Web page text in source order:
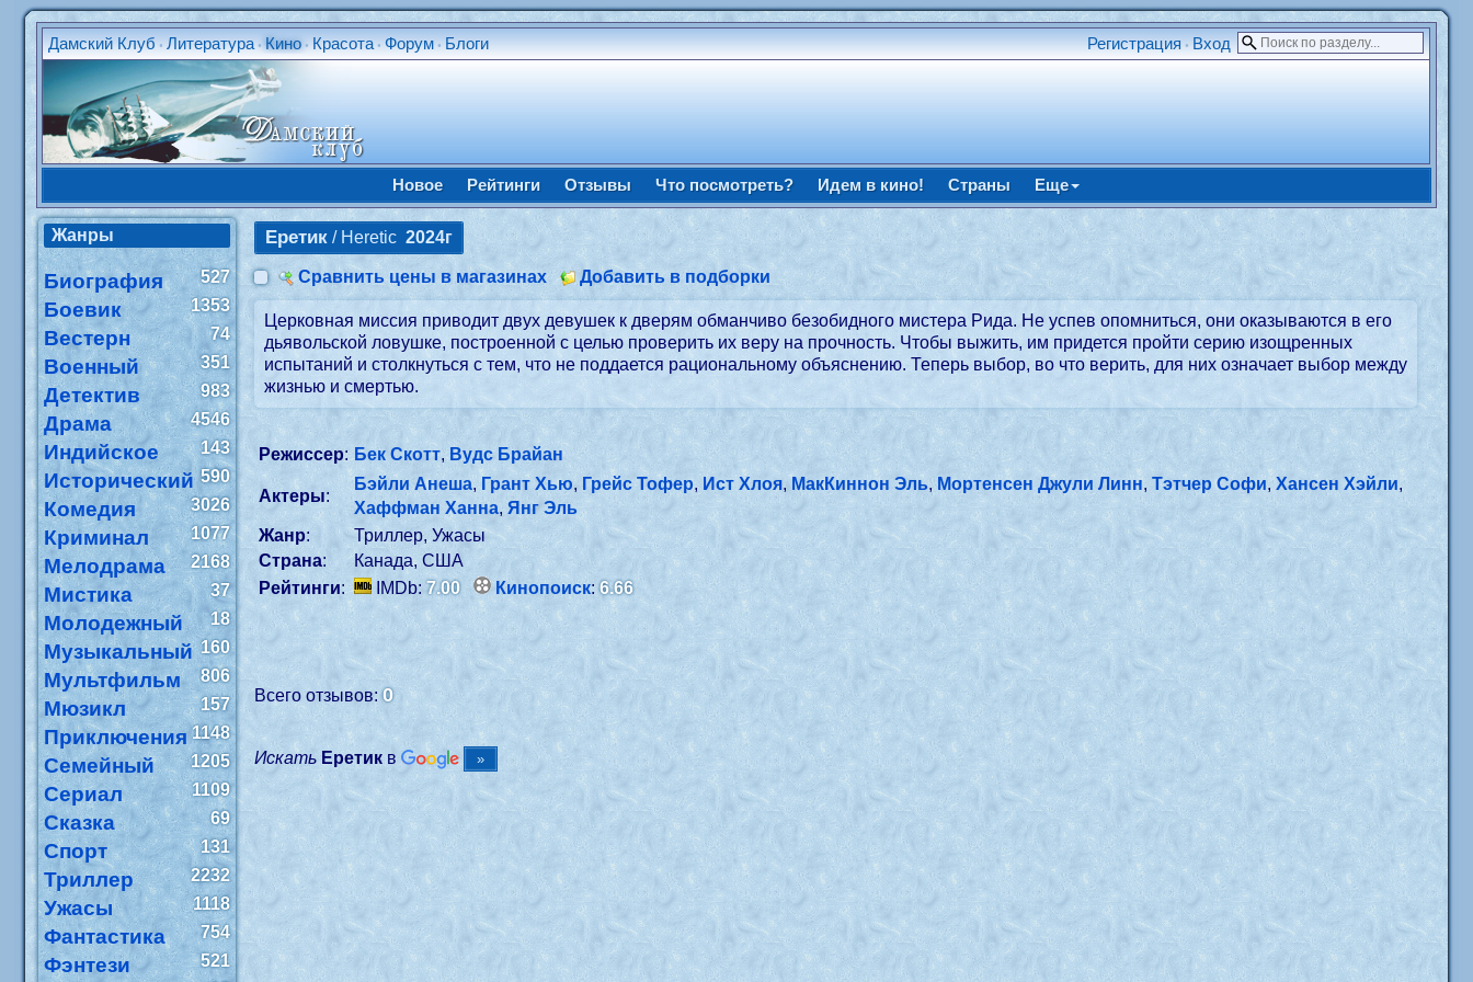
Дамский Клуб •Литература •Кино • Красота •Форум • Блоги Регистрация • Вход
Новое Рейтинги Отзывы Что посмотреть? Идем в кино! Страны Еще
Жанры
Биография 527
Боевик 1353
Вестерн 74
Военный 351
Детектив 983
Драма 4546
Индийское 143
Исторический 590
Комедия 3026
Криминал 1077
Мелодрама 2168
Мистика 37
Молодежный 18
Музыкальный 160
Мультфильм 806
Мюзикл 157
Приключения 1148
Семейный 1205
Сериал 1109
Сказка 69
Спорт 131
Триллер 2232
Ужасы 1118
Фантастика 754
Фэнтези
521
Еретик / Heretic2024г
Сравнить цены в магазинах Добавить в подборки
Церковная миссия приводит двух девушек к дверям обманчиво безобидного мистера Рида. Не успев опомниться, они оказываются в его
дьявольской ловушке, построенной с целью проверить их веру на прочность. Чтобы выжить, им придется пройти серию изощренных
испытаний и столкнуться с тем, что не поддается рациональному объяснению. Теперь выбор, во что верить, для них означает выбор между
жизнью и смертью.
Режиссер: Бек Скотт, Вудс Брайан
Актеры:
Бэйли Анеша, Грант Хью, Грейс Тофер, Ист Хлоя,МакКиннон Эль, Мортенсен Джули Линн,Тэтчер Софи,Хансен Хэйли,
Хаффман Ханна,Янг Эль
Жанр:
Триллер, Ужасы
Страна:
Канада, США
Рейтинги: IMDb: 7.00 Кинопоиск:6.66
Всего отзывов:0
Искать Еретик в